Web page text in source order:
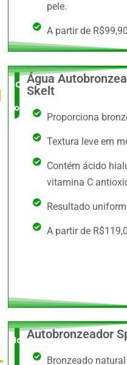
pele.
A partir de R$99,90
O Mais
completo
Água
Skelt
Proporciona
Textura leve em
Contém ácido
vitamina C
Resultado
A partir de
Novidade
Autobronzeador
Bronzeado